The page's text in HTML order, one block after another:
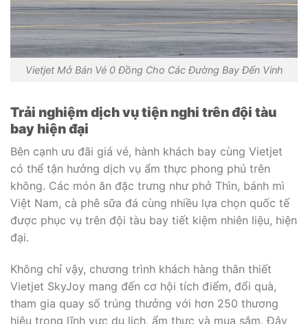
Vietjet Mở Bán Vé 0 Đồng Cho Các Đường Bay Đến Vinh
Trải nghiệm dịch vụ tiện nghi trên đội tàu
bay hiện đại
Bên cạnh ưu đãi giá vé, hành khách bay cùng Vietjet
có thể tận hưởng dịch vụ ẩm thực phong phú trên
không. Các món ăn đặc trưng như phở Thìn, bánh mì
Việt Nam, cà phê sữa đá cùng nhiều lựa chọn quốc tế
được phục vụ trên đội tàu bay tiết kiệm nhiên liệu, hiện
đại.
Không chỉ vậy, chương trình khách hàng thân thiết
Vietjet SkyJoy mang đến cơ hội tích điểm, đổi quà,
tham gia quay số trúng thưởng với hơn 250 thương
hiệu trong lĩnh vực du lịch, ẩm thực và mua sắm. Đây